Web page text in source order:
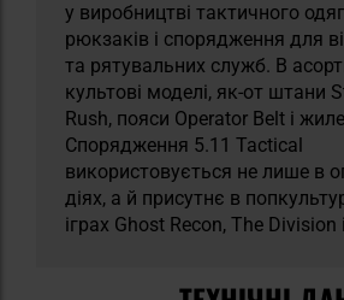
у виробництві тактичного
рюкзаків і спорядження для
та рятувальних служб. В
культові моделі, як-от штани
Rush, пояси Operator Belt і
Спорядження 5.11 Tactical
використовується не лише в
діях, а й присутнє в
іграх Ghost Recon, The Division